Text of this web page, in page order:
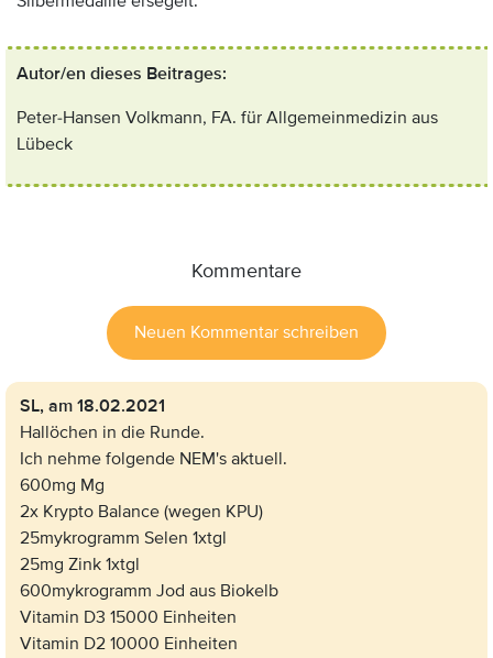
Autor/en dieses Beitrages:
Peter-Hansen Volkmann, FA. für Allgemeinmedizin aus
Lübeck
Kommentare
Neuen Kommentar schreiben
SL, am 18.02.2021
Hallöchen in die Runde.
Ich nehme folgende NEM's aktuell.
600mg Mg
2x Krypto Balance (wegen KPU)
25mykrogramm Selen 1xtgl
25mg Zink 1xtgl
600mykrogramm Jod aus Biokelb
Vitamin D3 15000 Einheiten
Vitamin D2 10000 Einheiten